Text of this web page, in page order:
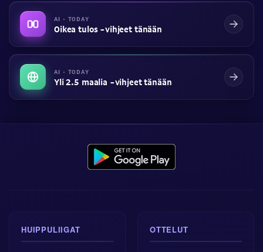
AI · TODAY
Oikea tulos -vihjeet tänään
AI · TODAY
Yli 2.5 maalia -vihjeet tänään
HUIPPULIIGAT OTTELUT